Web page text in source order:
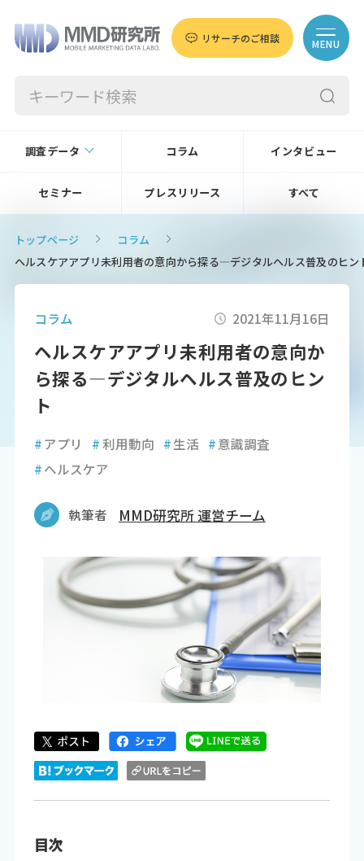
リサーチのご相談 MENU
調査データ コラム インタビュー
セミナー プレスリリース すべて
トップページ
コラム
ヘルスケアアプリ未利用者の意向から探る―デジタルヘルス普及のヒン
コラム 2021年11月16日
ヘルスケアアプリ未利用者の意向か
ら探る―デジタルヘルス普及のヒン
ト
#アプリ #利用動向 #生活 #意識調査
#ヘルスケア
執筆者 MMD研究所 運営チーム
目次